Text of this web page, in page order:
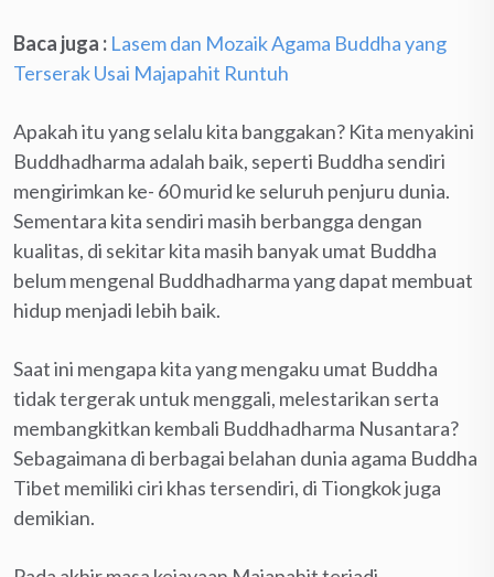
Baca juga : Lasem dan Mozaik Agama Buddha yang
Terserak Usai Majapahit Runtuh
Apakah itu yang selalu kita banggakan? Kita menyakini
Buddhadharma adalah baik, seperti Buddha sendiri
mengirimkan ke- 60 murid ke seluruh penjuru dunia.
Sementara kita sendiri masih berbangga dengan
kualitas, di sekitar kita masih banyak umat Buddha
belum mengenal Buddhadharma yang dapat membuat
hidup menjadi lebih baik.
Saat ini mengapa kita yang mengaku umat Buddha
tidak tergerak untuk menggali, melestarikan serta
membangkitkan kembali Buddhadharma Nusantara?
Sebagaimana di berbagai belahan dunia agama Buddha
Tibet memiliki ciri khas tersendiri, di Tiongkok juga
demikian.